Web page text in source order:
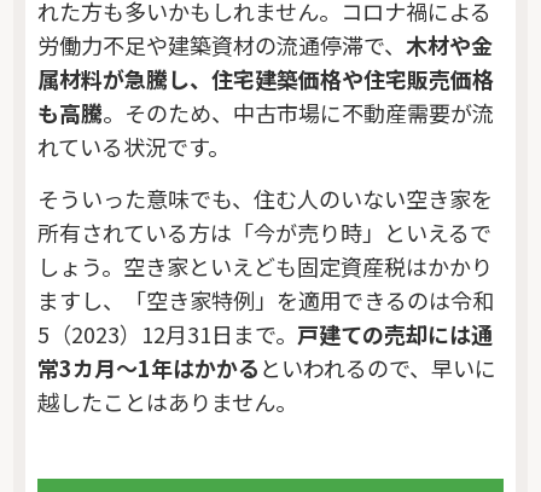
れた方も多いかもしれません。コロナ禍による
労働力不足や建築資材の流通停滞で、木材や金
属材料が急騰し、住宅建築価格や住宅販売価格
も高騰。そのため、中古市場に不動産需要が流
れている状況です。
そういった意味でも、住む人のいない空き家を
所有されている方は「今が売り時」といえるで
しょう。空き家といえども固定資産税はかかり
ますし、「空き家特例」を適用できるのは令和
5（2023）12月31日まで。 戸建ての売却には通
常3カ月～1年はかかるといわれるので、早いに
越したことはありません。